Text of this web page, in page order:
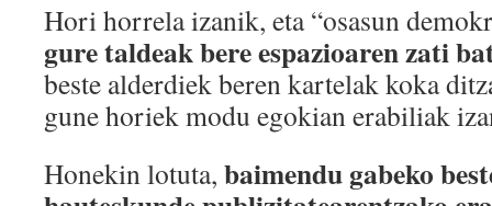
Hori horrela izanik, eta “osasun
gure taldeak bere espazioaren zati
beste alderdiek beren kartelak koka
gune horiek modu egokian erabiliak
Honekin lotuta, baimendu gabeko